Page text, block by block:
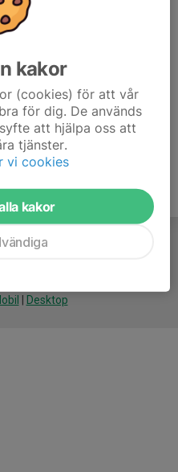
Desktop
kakor
(cookies) för att vår
för dig. De används
att hjälpa oss att
tjänster.
vi cookies
kakor